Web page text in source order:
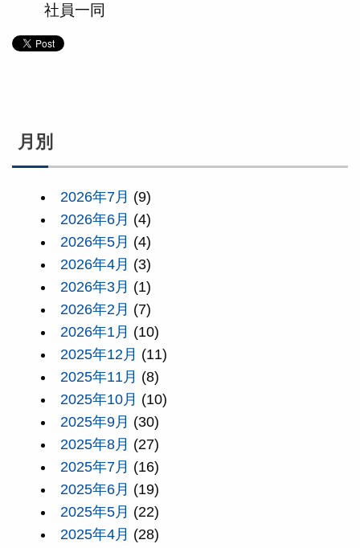
社員一同
月別
2026年7月 (9)
2026年6月 (4)
2026年5月 (4)
2026年4月 (3)
2026年3月 (1)
2026年2月 (7)
2026年1月 (10)
2025年12月 (11)
2025年11月 (8)
2025年10月 (10)
2025年9月 (30)
2025年8月 (27)
2025年7月 (16)
2025年6月 (19)
2025年5月 (22)
2025年4月 (28)